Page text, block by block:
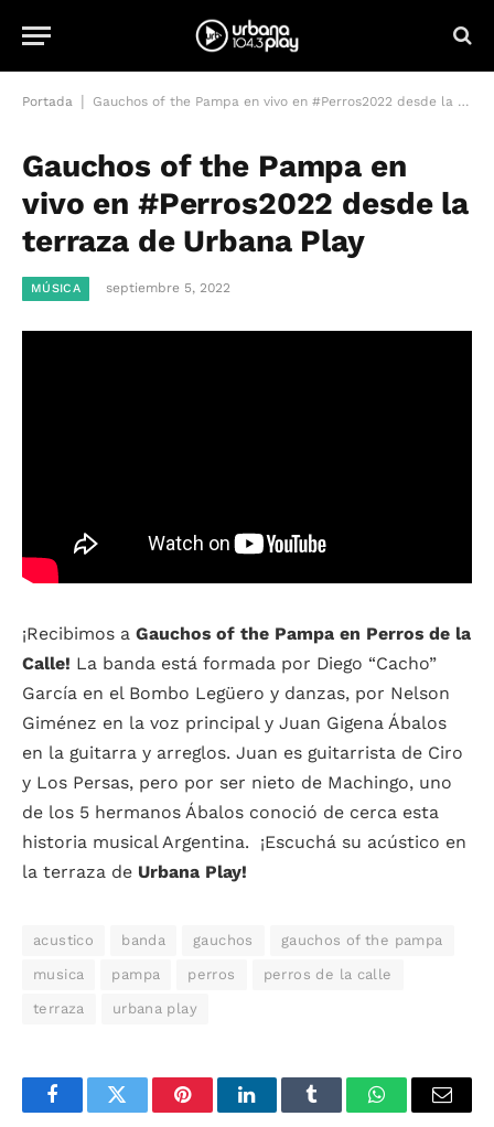
Portada Gauchos of the Pampa en vivo en #Perros2022 desde la terraza de Urbana Play
Gauchos of the Pampa en
vivo en #Perros2022 desde la
terraza de Urbana Play
MÚSICA septiembre 5, 2022
¡Recibimos a Gauchos of the Pampa en Perros de la
Calle! La banda está formada por Diego “Cacho”
García en el Bombo Legüero y danzas, por Nelson
Giménez en la voz principal y Juan Gigena Ábalos
en la guitarra y arreglos. Juan es guitarrista de Ciro
y Los Persas, pero por ser nieto de Machingo, uno
de los 5 hermanos Ábalos conoció de cerca esta
historia musical Argentina. ¡Escuchá su acústico en
la terraza de Urbana Play!
acustico banda gauchos gauchos of the pampa
musica pampa perros perros de la calle
terraza urbana play
FacebookTwitter PinterestLinkedInTumblr WhatsAppEmail